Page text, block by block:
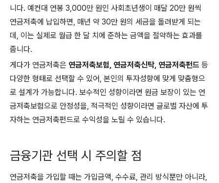
니다. 예컨대 연봉 3,000만 원인 사회초년생이 매달 20만 원씩
연금저축에 납입하면, 매년 약 30만 원의 세금을 돌려받게 되는
데, 이는 실제로 월급 한 달 치에 준하는 금액을 절약하는 효과를
줍니다.
게다가 연금저축은 연금저축보험, 연금저축신탁, 연금저축펀드 등
다양한 형태로 선택할 수 있어, 본인의 투자성향에 맞게 맞춤형으
로 설계가 가능합니다. 보수적인 성향이라면 원금 보장이 있는 연
금저축보험으로 안정성을, 적극적인 성향이라면 글로벌 자산에 투
자하는 연금저축펀드로 수익성을 노릴 수 있습니다.
금융기관 선택 시 주의할 점
연금저축을 가입할 때는 가입금액, 수수료, 관리 방식뿐만 아니라,